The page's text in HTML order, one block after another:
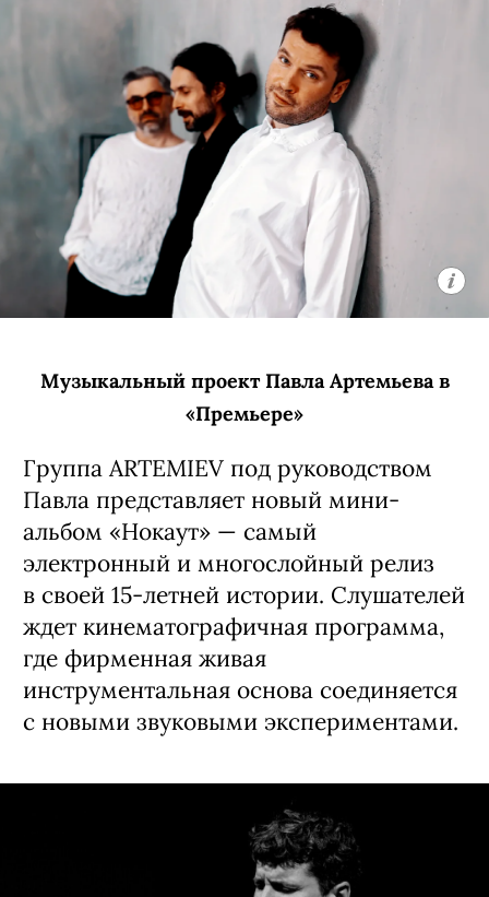
Корейский хип-хоп в Нск: BewhY раскачает
зал
Этим летом корейский рэпер вернётся,
чтобы доказать, что весенний тур был
только разминкой! После безумного
триумфа BewhY расширяет сольный
тур по России. Уже 5 августа корейский
Каждый новый город в туре —
особенная встреча, и теперь настала
очередь нашего города.
5 августа, 18:00
«Подземка»
12+